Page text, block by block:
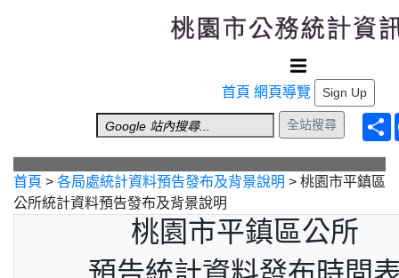
首頁 網頁導覽 Sign Up
全站搜尋
首頁 > 各局處統計資料預告發布及背景說明 > 桃園市平鎮區
公所統計資料預告發布及背景說明
桃園市平鎮區公所